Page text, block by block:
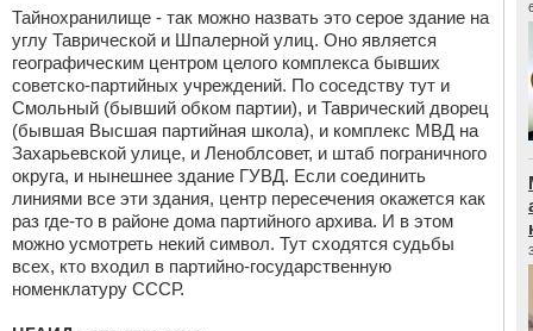
Тайнохранилище - так можно назвать это серое здание на
углу Таврической и Шпалерной улиц. Оно является
географическим центром целого комплекса бывших
советско-партийных учреждений. По соседству тут и
Смольный (бывший обком партии), и Таврический дворец
(бывшая Высшая партийная школа), и комплекс МВД на
Захарьевской улице, и Леноблсовет, и штаб пограничного
округа, и нынешнее здание ГУВД. Если соединить
линиями все эти здания, центр пересечения окажется как
раз где-то в районе дома партийного архива. И в этом
можно усмотреть некий символ. Тут сходятся судьбы
всех, кто входил в партийно-государственную
номенклатуру СССР.